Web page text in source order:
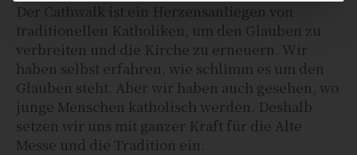
Der Cathwalk ist ein Herzensanliegen von
traditionellen Katholiken, um den Glauben zu
verbreiten und die Kirche zu erneuern. Wir
haben selbst erfahren, wie schlimm es um den
Glauben steht. Aber wir haben auch gesehen, wo
junge Menschen katholisch werden. Deshalb
setzen wir uns mit ganzer Kraft für die Alte
Messe und die Tradition ein.